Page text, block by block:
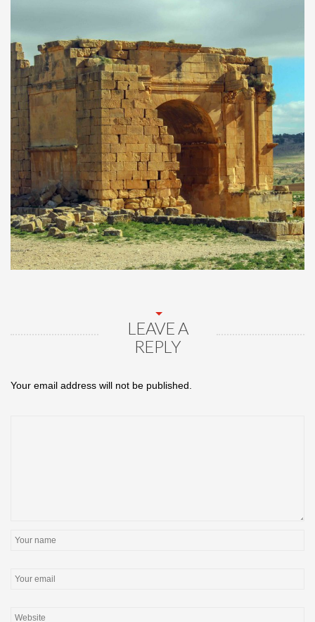
LEAVE A
REPLY
Your email address will not be published.